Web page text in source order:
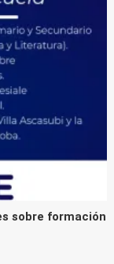
sobre formación